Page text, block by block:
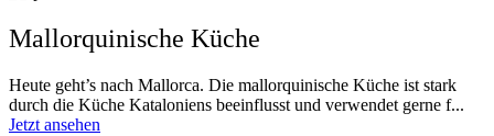
Mallorquinische Küche
Heute geht’s nach Mallorca. Die mallorquinische Küche ist stark
durch die Küche Kataloniens beeinflusst und verwendet gerne f...
Jetzt ansehen